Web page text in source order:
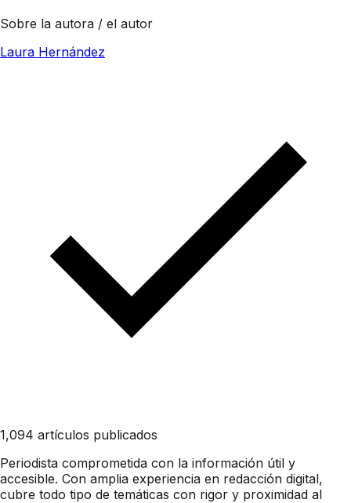
Sobre la autora / el autor
Laura Hernández
1,094 artículos publicados
Periodista comprometida con la información útil y
accesible. Con amplia experiencia en redacción digital,
cubre todo tipo de temáticas con rigor y proximidad al